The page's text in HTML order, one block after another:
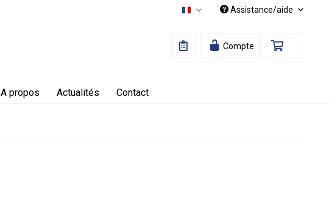
Français Assistance/aide
Compte
A propos Actualités Contact